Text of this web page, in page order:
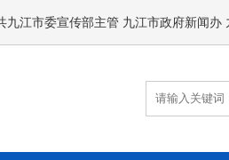
九江市委宣传部主管 九江市政府新闻